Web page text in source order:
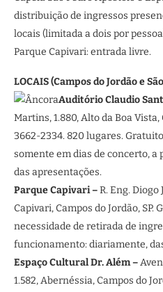
distribuição de ingressos
locais (limitada a dois por
Parque Capivari: entrada livre.
LOCAIS (Campos do Jordão e
Auditório Claudio
Martins, 1.880, Alto da Boa Vista,
3662-2334. 820 lugares.
somente em dias de concerto,
das apresentações.
Parque Capivari –R. Eng. Diogo
Capivari, Campos do Jordão,
necessidade de retirada de
funcionamento: diariamente,
Espaço Cultural Dr. Além –
1.582, Abernéssia, Campos do